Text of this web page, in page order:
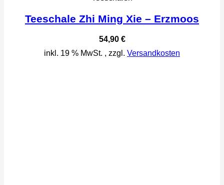
Teeschale Zhi Ming Xie – Erzmoos
54,90 €
inkl. 19 % MwSt. , zzgl. Versandkosten